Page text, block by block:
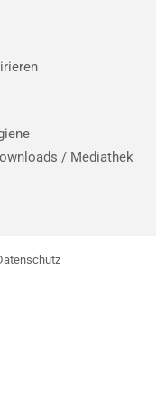
/ Mediathek